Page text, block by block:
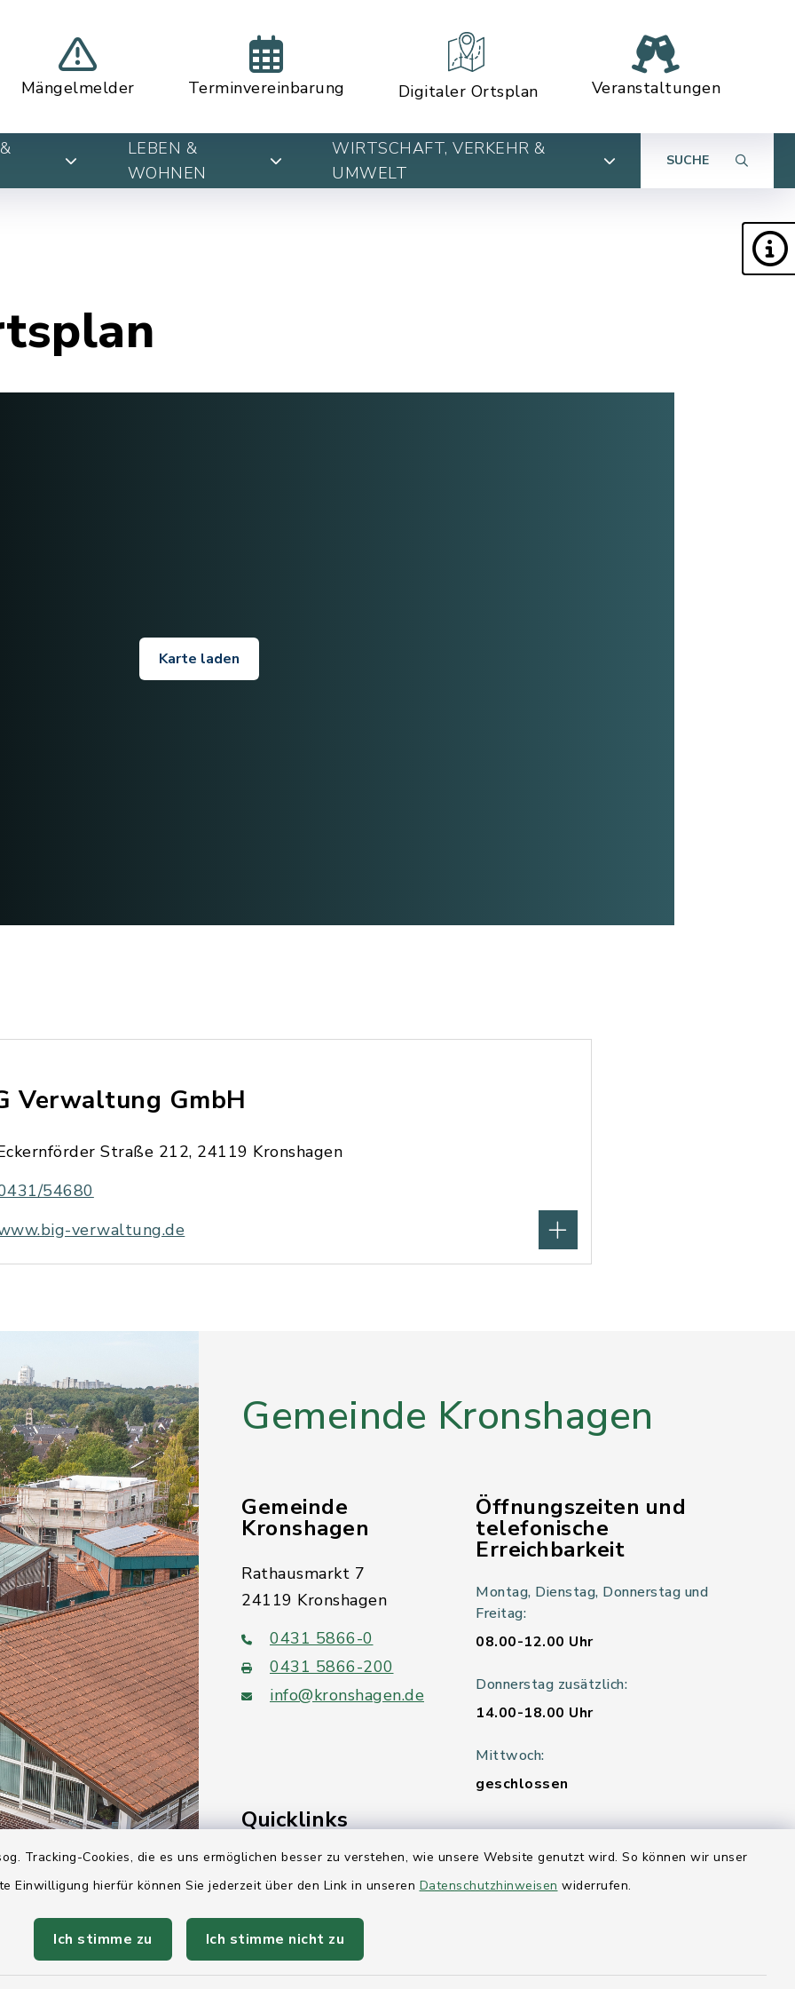
Tracking-Cookies, die es uns ermöglichen besser zu verstehen, wie unsere Website genutzt wird. So können wir unser
Einwilligung hierfür können Sie jederzeit über den Link in unseren Datenschutzhinweisen widerrufen.
Ich stimme zu Ich stimme nicht zu
Mängelmelder Terminvereinbarung Digitaler Ortsplan Veranstaltungen
LEBEN &
WOHNEN
WIRTSCHAFT, VERKEHR &
UMWELT
SUCHE
Karte laden
Verwaltung GmbH
Straße 212, 24119 Kronshagen
54680
verwaltung.de
Gemeinde Kronshagen
Gemeinde
Kronshagen
Rathausmarkt 7
24119 Kronshagen
0431 5866-0
0431 5866-200
info@kronshagen.de
Öffnungszeiten und
telefonische
Erreichbarkeit
Montag, Dienstag, Donnerstag und
Freitag:
08.00-12.00 Uhr
Donnerstag zusätzlich:
14.00-18.00 Uhr
Mittwoch:
geschlossen
Quicklinks
Ihre Behördennummer 115
Holstein
Kreis Rendsburg-Eckernförde